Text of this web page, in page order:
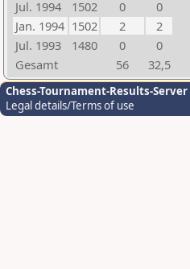
Jul. 1994 1502 0
0
Jan. 1994 1502 2
2
Jul. 1993
1480 0
0
Gesamt
56 32,5
Chess-Tournament-Results-Server
Legal details/Terms of use